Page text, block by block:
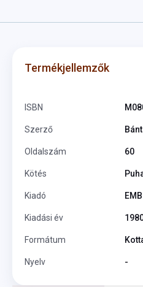
Termékjellemzők
ISBN
Szerző
Oldalszám 60
Kötés
Kiadó EMB
Kiadási év
Formátum
Nyelv -